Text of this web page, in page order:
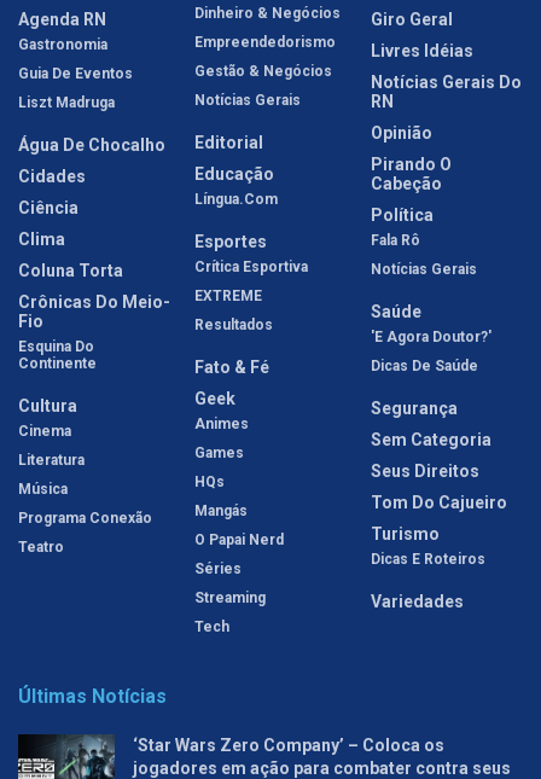
Agenda RN
Gastronomia
Guia De Eventos
Liszt Madruga
Água De Chocalho
Cidades
Ciência
Clima
Coluna Torta
Crônicas Do Meio-
Fio
Esquina Do
Continente
Cultura
Cinema
Literatura
Música
Programa Conexão
Teatro
Dinheiro & Negócios
Empreendedorismo
Gestão & Negócios
Notícias Gerais
Editorial
Educação
Língua.com
Esportes
Crítica Esportiva
EXTREME
Resultados
Fato & Fé
Geek
Animes
Games
HQs
Mangás
O Papai Nerd
Séries
Streaming
Tech
Giro Geral
Livres Idéias
Notícias Gerais Do
RN
Opinião
Pirando O
Cabeção
Política
Fala Rô
Notícias Gerais
Saúde
'E Agora Doutor?'
Dicas De Saúde
Segurança
Sem Categoria
Seus Direitos
Tom Do Cajueiro
Turismo
Dicas E Roteiros
Variedades
Últimas Notícias
‘Star Wars Zero Company’ – Coloca os
jogadores em ação para combater contra seus